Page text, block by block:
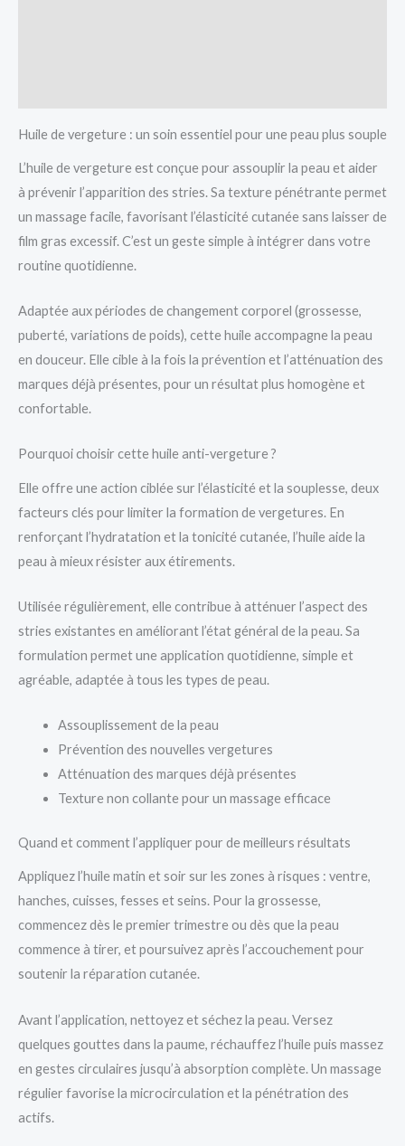
Huile de vergeture : un soin essentiel pour une peau plus souple
L’huile de vergeture est conçue pour assouplir la peau et aider
à prévenir l’apparition des stries. Sa texture pénétrante permet
un massage facile, favorisant l’élasticité cutanée sans laisser de
film gras excessif. C’est un geste simple à intégrer dans votre
routine quotidienne.
Adaptée aux périodes de changement corporel (grossesse,
puberté, variations de poids), cette huile accompagne la peau
en douceur. Elle cible à la fois la prévention et l’atténuation des
marques déjà présentes, pour un résultat plus homogène et
confortable.
Pourquoi choisir cette huile anti-vergeture ?
Elle offre une action ciblée sur l’élasticité et la souplesse, deux
facteurs clés pour limiter la formation de vergetures. En
renforçant l’hydratation et la tonicité cutanée, l’huile aide la
peau à mieux résister aux étirements.
Utilisée régulièrement, elle contribue à atténuer l’aspect des
stries existantes en améliorant l’état général de la peau. Sa
formulation permet une application quotidienne, simple et
agréable, adaptée à tous les types de peau.
Assouplissement de la peau
Prévention des nouvelles vergetures
Atténuation des marques déjà présentes
Texture non collante pour un massage efficace
Quand et comment l’appliquer pour de meilleurs résultats
Appliquez l’huile matin et soir sur les zones à risques : ventre,
hanches, cuisses, fesses et seins. Pour la grossesse,
commencez dès le premier trimestre ou dès que la peau
commence à tirer, et poursuivez après l’accouchement pour
soutenir la réparation cutanée.
Avant l’application, nettoyez et séchez la peau. Versez
quelques gouttes dans la paume, réchauffez l’huile puis massez
en gestes circulaires jusqu’à absorption complète. Un massage
régulier favorise la microcirculation et la pénétration des
actifs.